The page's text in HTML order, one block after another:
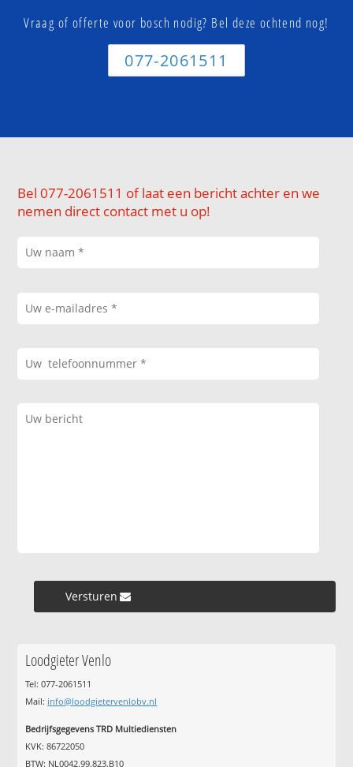
Vraag of offerte voor bosch nodig? Bel deze ochtend nog!
077-2061511
Bel 077-2061511 of laat een bericht achter en we
nemen direct contact met u op!
Versturen »
Loodgieter Venlo
Tel: 077-2061511
Mail: info@loodgietervenlobv.nl
Bedrijfsgegevens TRD Multiediensten
KVK: 86722050
BTW: NL0042.99.823.B10